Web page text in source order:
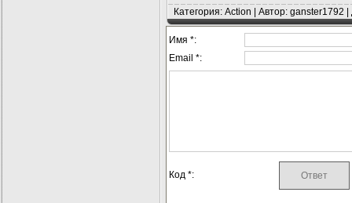
Категория: Action | Автор: ganster1792
Имя *:
Email *:
Код *: